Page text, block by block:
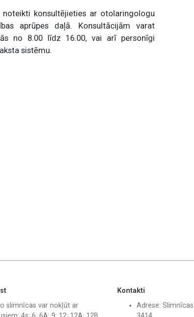
konsultējieties ar otolaringologu
aprūpes daļā. Konsultācijām varat
no 8.00 līdz 16.00, vai arī personīgi
sistēmu.
slimnīcas var nokļūt ar
Kontakti
Adrese: